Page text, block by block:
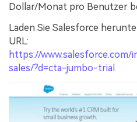
Dollar/Monat pro Benutzer
Laden Sie Salesforce
URL:
https://
sales/?d=cta-jumbo-trial